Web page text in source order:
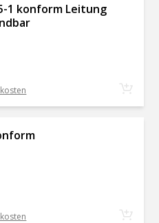
5-1 konform Leitung